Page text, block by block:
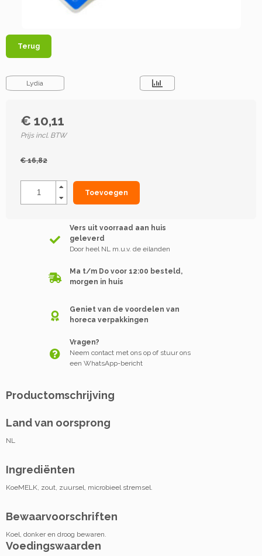
Terug
Lydia
€ 10,11
Prijs incl. BTW
€ 16,82
Toevoegen
Vers uit voorraad aan huis
geleverd
Door heel NL m.u.v. de eilanden
Ma t/m Do voor 12:00 besteld,
morgen in huis
Geniet van de voordelen van
horeca verpakkingen
Vragen?
Neem contact met ons op of stuur ons
een WhatsApp-bericht
Productomschrijving
Land van oorsprong
NL
Ingrediënten
KoeMELK, zout, zuursel, microbieel stremsel.
Bewaarvoorschriften
Koel, donker en droog bewaren.
Voedingswaarden